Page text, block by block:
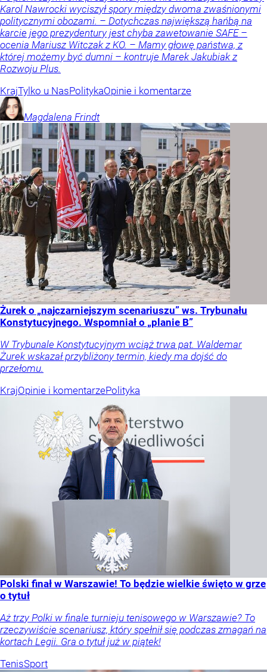
Karol Nawrocki wyciszył spory między dwoma zwaśnionymi
politycznymi obozami. – Dotychczas największą hańbą na
karcie jego prezydentury jest chyba zawetowanie SAFE –
ocenia Mariusz Witczak z KO. – Mamy głowę państwa, z
której możemy być dumni – kontruje Marek Jakubiak z
Rozwoju Plus.
KrajTylko u NasPolitykaOpinie i komentarze
Magdalena Frindt
Żurek o „najczarniejszym scenariuszu” ws. Trybunału
Konstytucyjnego. Wspomniał o „planie B”
W Trybunale Konstytucyjnym wciąż trwa pat. Waldemar
Żurek wskazał przybliżony termin, kiedy ma dojść do
przełomu.
KrajOpinie i komentarzePolityka
Polski finał w Warszawie! To będzie wielkie święto w grze
o tytuł
Aż trzy Polki w finale turnieju tenisowego w Warszawie? To
rzeczywiście scenariusz, który spełnił się podczas zmagań na
kortach Legii. Gra o tytuł już w piątek!
TenisSport